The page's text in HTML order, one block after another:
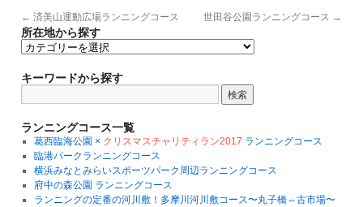
← 済美山運動広場ランニングコース 世田谷公園ランニングコース →
所在地から探す
所
地
ら
す
キーワードから探す
ランニングコース一覧
葛西臨海公園 × クリスマスチャリティラン2017 ランニングコース
臨港パークランニングコース
横浜みなとみらいスポーツパーク周辺ランニングコース
府中の森公園 ランニングコース
ランニングの定番の河川敷！多摩川河川敷コース〜丸子橋⇔古市場〜